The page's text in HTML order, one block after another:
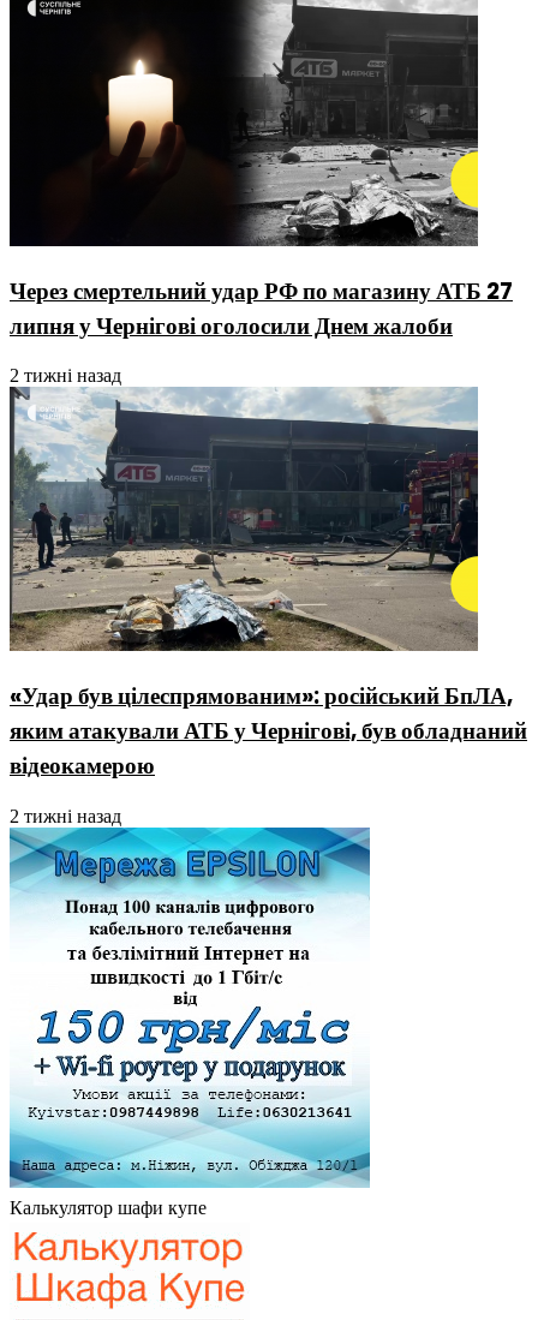
Через смертельний удар РФ по магазину АТБ 27
липня у Чернігові оголосили Днем жалоби
2 тижні назад
«Удар був цілеспрямованим»: російський БпЛА,
яким атакували АТБ у Чернігові, був обладнаний
відеокамерою
2 тижні назад
Калькулятор шафи купе